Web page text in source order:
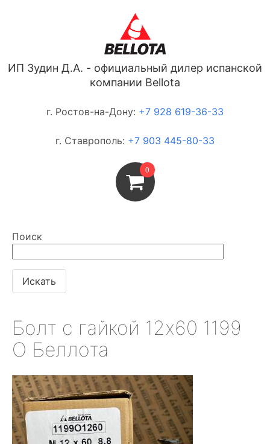
ИП Зудин Д.А. - официальный дилер испанской
компании Bellota
г. Ростов-на-Дону: +7 928 619-36-33
г. Ставрополь: +7 903 445-80-33
0
Поиск
Болт с гайкой 12х60 1199
О Беллота